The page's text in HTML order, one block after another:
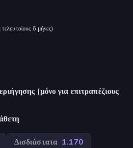
6 μήνες)
(μόνο για επιτραπέζιους
Δισδιάστατα 1.170